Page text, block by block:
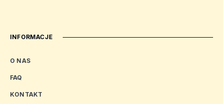
INFORMACJE
O NAS
FAQ
KONTAKT